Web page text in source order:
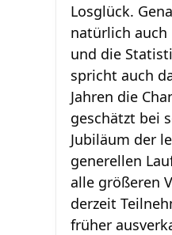
Losglück.
natürlich auch
und die
spricht auch
Jahren die
geschätzt bei
Jubiläum der
generellen
alle größeren
derzeit
früher